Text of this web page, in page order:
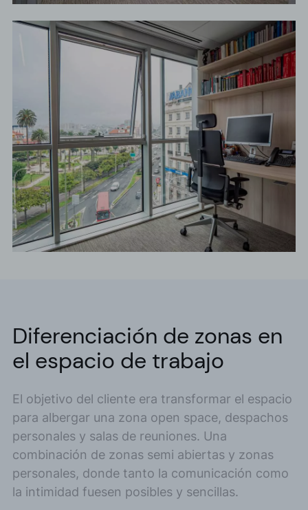
Diferenciación de zonas en
el espacio de trabajo
El objetivo del cliente era transformar el espacio
para albergar una zona open space, despachos
personales y salas de reuniones. Una
combinación de zonas semi abiertas y zonas
personales, donde tanto la comunicación como
la intimidad fuesen posibles y sencillas.